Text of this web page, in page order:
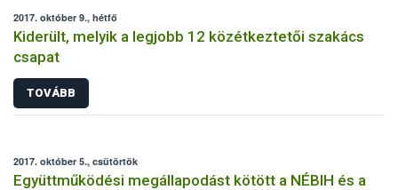
2017. október 9., hétfő
Kiderült, melyik a legjobb 12 közétkeztetői szakács
csapat
TOVÁBB
2017. október 5., csütörtök
Együttműködési megállapodást kötött a NÉBIH és a